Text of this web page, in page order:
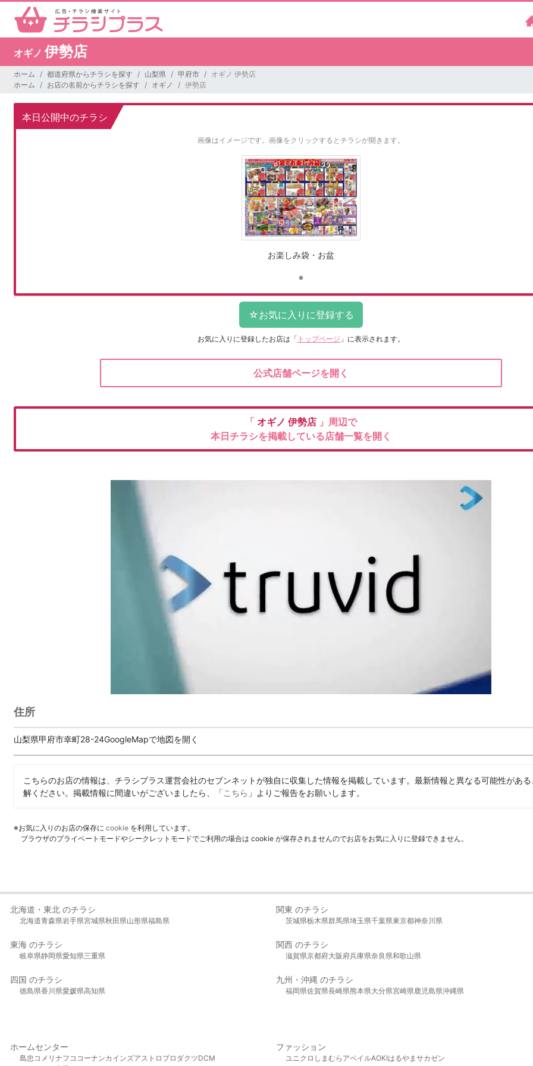
オギノ 伊勢店
ホーム 都道府県からチラシを探す 山梨県 甲府市
オギノ 伊勢店
ホーム
お店の名前からチラシを探す オギノ 伊勢店
本日公開中のチラシ
画像はイメージです。 画像をクリックするとチラシが開きます。
お楽しみ袋・お盆
お気に入りに登録したお店は 「 トップページ 」に表示されます。
公式店舗ページを開く
「 オギノ 伊勢店 」周辺で
本日チラシを掲載している店舗一覧を開く
住所
山梨県甲府市幸町28-24GoogleMapで地図を開く
こちらのお店の情報は、チラシプラス運営会社のセブンネットが独自に収集した情報を掲載しています。最新情報と異なる可能性があ
解ください。掲載情報に間違いがございましたら、「こちら 」よりご報告をお願いします。
※お気に入りのお店の保存に cookie を利用しています。
ブラウザのプライベートモードやシークレットモードでご利用の場合は cookie が保存されませんのでお店をお気に入りに登録できません。
北海道・東北 のチラシ
北海道青森県岩手県宮城県秋田県山形県福島県
関東 のチラシ
茨城県栃木県群馬県埼玉県千葉県東京都神奈川県
東海 のチラシ
岐阜県静岡県愛知県三重県
関西 のチラシ
滋賀県京都府大阪府兵庫県奈良県和歌山県
四国 のチラシ
徳島県香川県愛媛県高知県
九州・沖縄 のチラシ
福岡県佐賀県長崎県熊本県大分県宮崎県 鹿児島県沖縄県
ホームセンター
島忠 コメリ ナフコ コーナンカインズアストロプロダクツDCM
ファッション
ユニクロ しまむら アベイルAOKIはるやま サカゼン